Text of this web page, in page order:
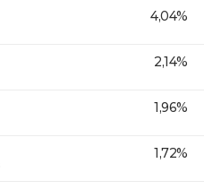
4,04%
2,14%
1,96%
1,72%